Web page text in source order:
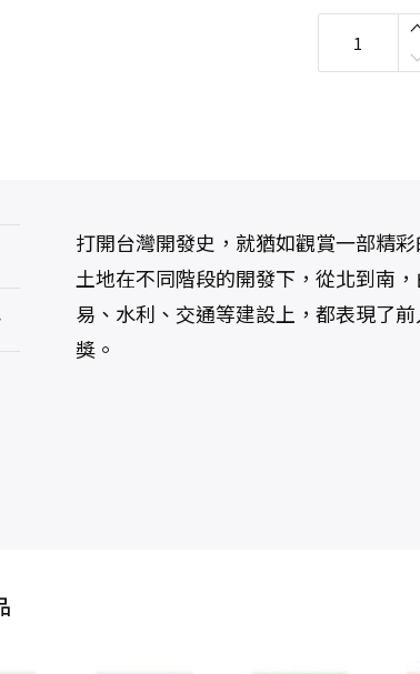
開
故
打開台灣開發史，就猶如觀賞一部精
土地在不同階段的開發下，從北到南
易、水利、交通等建設上，都表現了
獎。